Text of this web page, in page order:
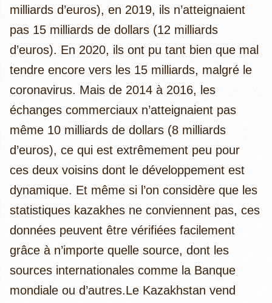
milliards d’euros), en 2019, ils n’atteignaient
pas 15 milliards de dollars (12 milliards
d’euros). En 2020, ils ont pu tant bien que mal
tendre encore vers les 15 milliards, malgré le
coronavirus. Mais de 2014 à 2016, les
échanges commerciaux n’atteignaient pas
même 10 milliards de dollars (8 milliards
d’euros), ce qui est extrêmement peu pour
ces deux voisins dont le développement est
dynamique. Et même si l’on considère que les
statistiques kazakhes ne conviennent pas, ces
données peuvent être vérifiées facilement
grâce à n’importe quelle source, dont les
sources internationales comme la Banque
mondiale ou d’autres.Le Kazakhstan vend